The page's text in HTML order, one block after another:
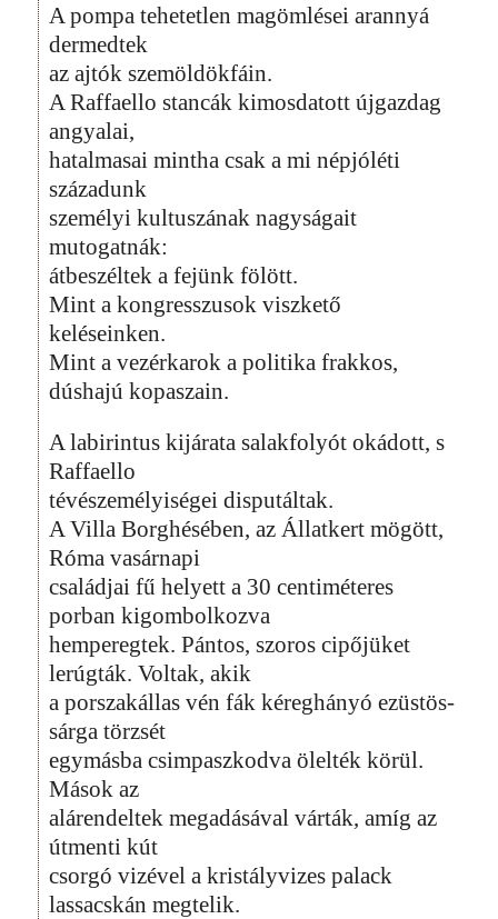
A pompa tehetetlen magömlései arannyá
dermedtek
az ajtók szemöldökfáin.
A Raffaello stancák kimosdatott újgazdag
angyalai,
hatalmasai mintha csak a mi népjóléti
századunk
személyi kultuszának nagyságait
mutogatnák:
átbeszéltek a fejünk fölött.
Mint a kongresszusok viszkető
keléseinken.
Mint a vezérkarok a politika frakkos,
dúshajú kopaszain.
A labirintus kijárata salakfolyót okádott, s
Raffaello
tévészemélyiségei disputáltak.
A Villa Borghésében, az Állatkert mögött,
Róma vasárnapi
családjai fű helyett a 30 centiméteres
porban kigombolkozva
hemperegtek. Pántos, szoros cipőjüket
lerúgták. Voltak, akik
a porszakállas vén fák kéreghányó ezüstös-
sárga törzsét
egymásba csimpaszkodva ölelték körül.
Mások az
alárendeltek megadásával várták, amíg az
útmenti kút
csorgó vizével a kristályvizes palack
lassacskán megtelik.